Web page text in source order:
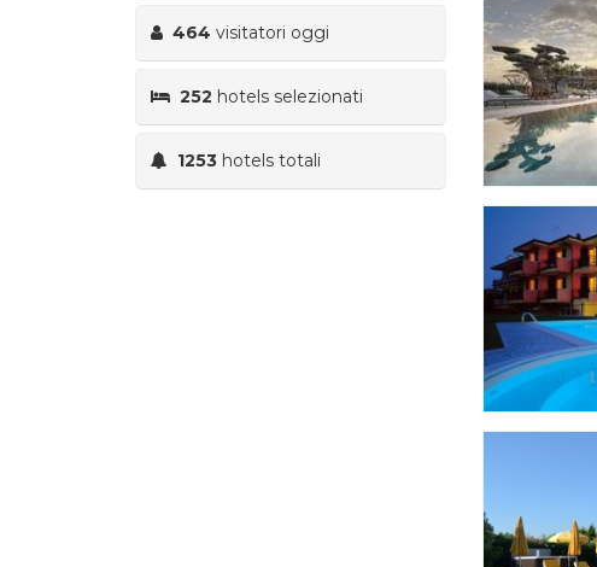
464 visitatori oggi
252 hotels selezionati
1253 hotels totali